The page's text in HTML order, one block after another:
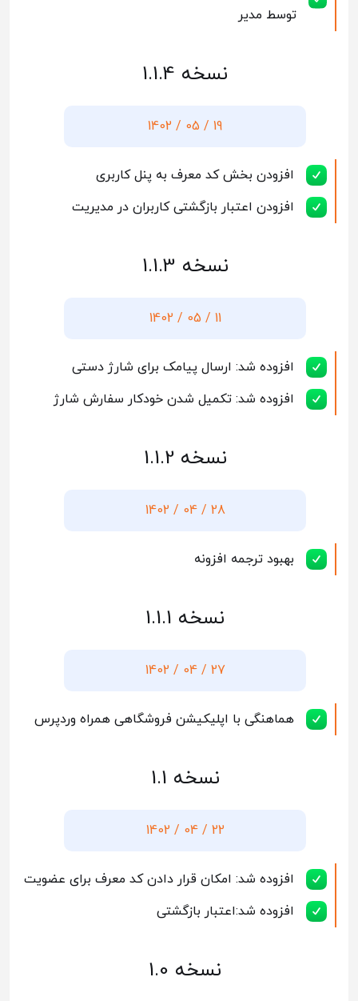
توسط مدیر
نسخه 1.1.4
19 / 05 / 1402
افزودن بخش کد معرف به پنل کاربری
افزودن اعتبار بازگشتی کاربران در مدیریت
نسخه 1.1.3
11 / 05 / 1402
افزوده شد: ارسال پیامک برای شارژ دستی
افزوده شد: تکمیل شدن خودکار سفارش شارژ
نسخه 1.1.2
28 / 04 / 1402
بهبود ترجمه افزونه
نسخه 1.1.1
27 / 04 / 1402
هماهنگی با اپلیکیشن فروشگاهی همراه وردپرس
نسخه 1.1
22 / 04 / 1402
افزوده شد: امکان قرار دادن کد معرف برای عضویت
افزوده شد:اعتبار بازگشتی
نسخه 1.0